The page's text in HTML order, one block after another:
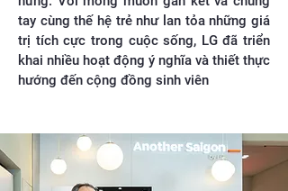
tay cùng thế hệ trẻ như lan tỏa những giá
trị tích cực trong cuộc sống, LG đã triển
khai nhiều hoạt động ý nghĩa và thiết thực
hướng đến cộng đồng sinh viên